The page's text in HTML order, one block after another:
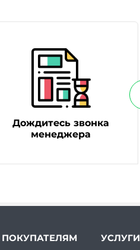
Дождитесь звонка
менеджера
ПОКУПАТЕЛЯМ
УСЛУГИ